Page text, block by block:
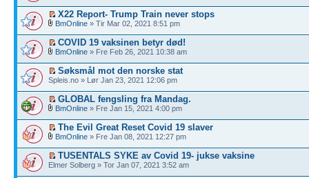
X22 Report- Trump Train never stops
BmOnline » Tir Mar 02, 2021 8:51 pm
COVID 19 vaksinen betyr død!
BmOnline » Fre Feb 26, 2021 10:38 am
Søksmål mot den norske stat
Spleis.no » Lør Jan 23, 2021 12:06 pm
GLOBAL fengsling fra Mandag.
BmOnline » Fre Jan 15, 2021 4:00 pm
The Evil Great Reset Covid 19 slaver
BmOnline » Fre Jan 08, 2021 12:27 pm
TUSENTALS SYKE av Covid 19- jukse vaksine
Elmer Solberg » Tor Jan 07, 2021 3:52 am